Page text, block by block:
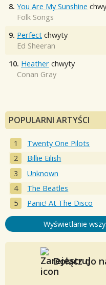
8. You Are My Sunshine
Folk Songs
9. Perfect chwyty
Ed Sheeran
10. Heather chwyty
Conan Gray
POPULARNI ARTYŚCI
Twenty One Pilots
Billie Eilish
Unknown
The Beatles
Panic! At The Disco
Wyświetlanie
Dołącz do